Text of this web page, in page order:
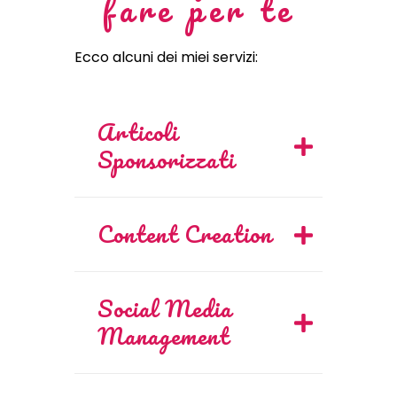
Ecco alcuni dei miei servizi:
Articoli
Sponsorizzati
Content Creation
Social Media
Management